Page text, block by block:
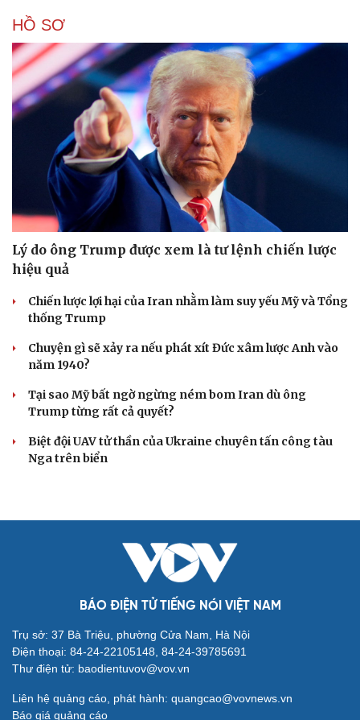
HỒ SƠ
Lý do ông Trump được xem là tư lệnh chiến lược
hiệu quả
Chiến lược lợi hại của Iran nhằm làm suy yếu Mỹ và Tổng
thống Trump
Chuyện gì sẽ xảy ra nếu phát xít Đức xâm lược Anh vào
năm 1940?
Tại sao Mỹ bất ngờ ngừng ném bom Iran dù ông
Trump từng rất cả quyết?
Biệt đội UAV tử thần của Ukraine chuyên tấn công tàu
Nga trên biển
BÁO ĐIỆN TỬ TIẾNG NÓI VIỆT NAM
Trụ sở: 37 Bà Triệu, phường Cửa Nam, Hà Nội
Điện thoại: 84-24-22105148, 84-24-39785691
Thư điện tử: baodientuvov@vov.vn
Liên hệ quảng cáo, phát hành: quangcao@vovnews.vn
Báo giá quảng cáo